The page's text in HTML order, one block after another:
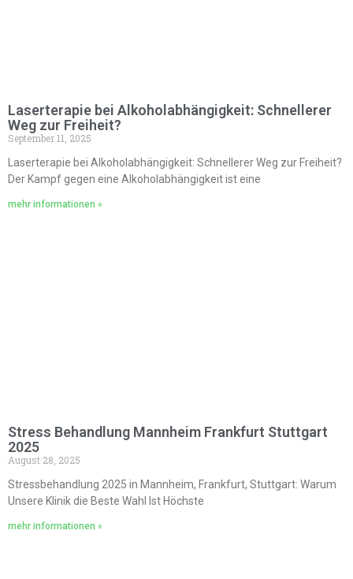
Laserterapie bei Alkoholabhängigkeit: Schnellerer
Weg zur Freiheit?
September 11, 2025
Laserterapie bei Alkoholabhängigkeit: Schnellerer Weg zur Freiheit?
Der Kampf gegen eine Alkoholabhängigkeit ist eine
mehr informationen »
Stress Behandlung Mannheim Frankfurt Stuttgart
2025
August 28, 2025
Stressbehandlung 2025 in Mannheim, Frankfurt, Stuttgart: Warum
Unsere Klinik die Beste Wahl Ist Höchste
mehr informationen »